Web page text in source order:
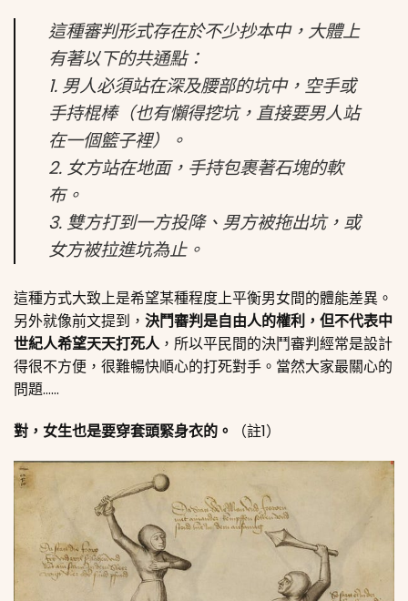
這種審判形式存在於不少抄本中，大體上
有著以下的共通點：
1. 男人必須站在深及腰部的坑中，空手或
手持棍棒（也有懶得挖坑，直接要男人站
在一個籃子裡）。
2. 女方站在地面，手持包裹著石塊的軟
布。
3. 雙方打到一方投降、男方被拖出坑，或
女方被拉進坑為止。
這種方式大致上是希望某種程度上平衡男女間的體能差異。
另外就像前文提到， 決鬥審判是自由人的權利，但不代表中
世紀人希望天天打死人，所以平民間的決鬥審判經常是設計
得很不方便，很難暢快順心的打死對手。當然大家最關心的
問題……
對，女生也是要穿套頭緊身衣的。
（註1）